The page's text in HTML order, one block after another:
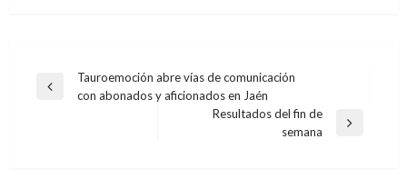
Navegación
Entrada
Tauroemoción abre vías de comunicación
con abonados y aficionados en Jaén
Resultados del fin de
semana